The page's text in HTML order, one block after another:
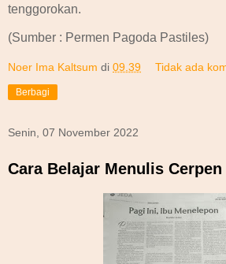
tenggorokan.
(Sumber : Permen Pagoda Pastiles)
Noer Ima Kaltsum di 09.39 Tidak ada
Berbagi
Senin, 07 November 2022
Cara Belajar Menulis Cerpen